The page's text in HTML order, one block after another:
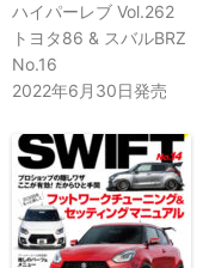
ハイパーレブ Vol.262
トヨタ86 & スバルBRZ
No.16
2022年6月30日発売